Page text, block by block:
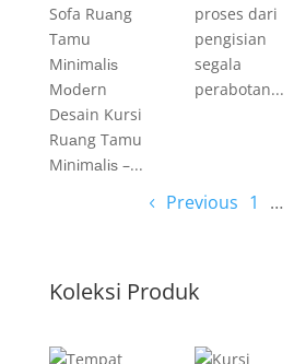
Sofa Ruаng
Tamu
Mіnіmаlіѕ
Mоdеrn
Desain Kursi
Ruаng Tamu
Mіnіmаlіѕ –...
proses dari
pengisian
segala
perabotan...
Previous 1 …
Koleksi Produk